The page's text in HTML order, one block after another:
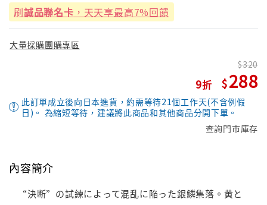
刷誠品聯名卡 ，天天享最高7%回饋
大量採購團購專區
9
320
288
此訂單成立後向日本進貨，約需等待21個工作天(不含例假
日)。 為縮短等待，建議將此商品和其他商品分開下單。
查詢門市庫存
內容簡介
“決断”の試練によって混乱に陥った銀鱗集落。黄と